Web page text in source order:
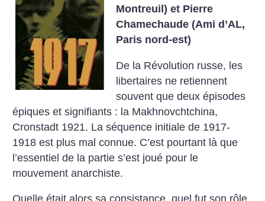
Montreuil) et Pierre
Chamechaude (Ami d’AL,
Paris nord-est)
De la Révolution russe, les
libertaires ne retiennent
souvent que deux épisodes
épiques et signifiants : la Makhnovchtchina,
Cronstadt 1921. La séquence initiale de 1917-
1918 est plus mal connue. C’est pourtant là que
l’essentiel de la partie s’est joué pour le
mouvement anarchiste.